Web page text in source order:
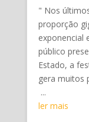
" Nos
proporção
exponencial
público
Estado, a
gera
...
ler mais